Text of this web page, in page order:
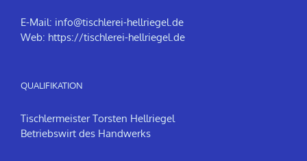
E-Mail: info@tischlerei-hellriegel.de
Web: https://tischlerei-hellriegel.de
QUALIFIKATION
Tischlermeister Torsten Hellriegel
Betriebswirt des Handwerks